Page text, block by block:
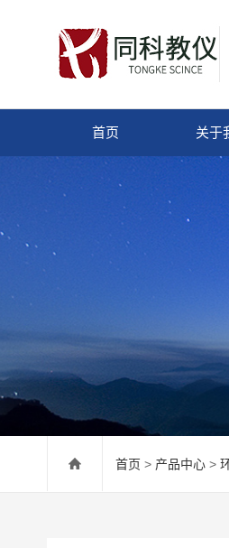
首页 关于
首页 > 产品中心 >